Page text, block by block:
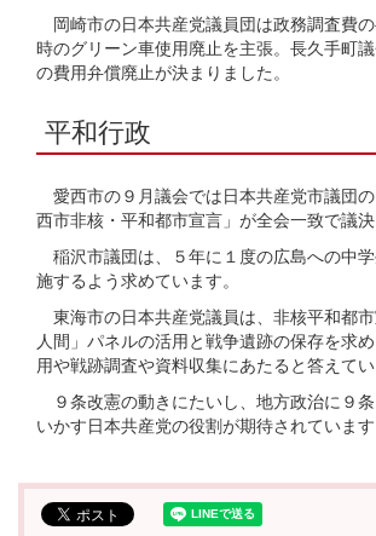
岡崎市の日本共産党議員団は政務調査費
時のグリーン車使用廃止を主張。長久手町
の費用弁償廃止が決まりました。
平和行政
愛西市の９月議会では日本共産党市議団
西市非核・平和都市宣言」が全会一致で議決
稲沢市議団は、５年に１度の広島への中
施するよう求めています。
東海市の日本共産党議員は、非核平和都
人間」パネルの活用と戦争遺跡の保存を求
用や戦跡調査や資料収集にあたると答えてい
９条改憲の動きにたいし、地方政治に９
いかす日本共産党の役割が期待されています